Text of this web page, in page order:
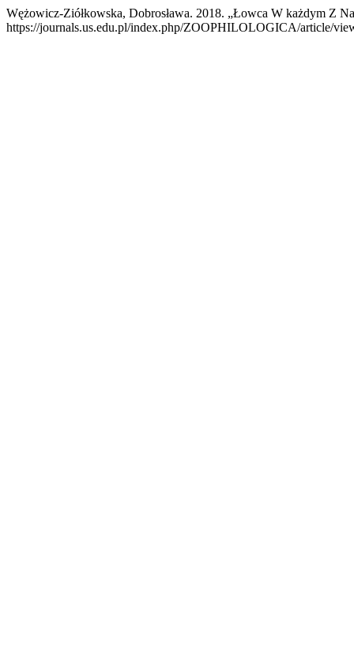
Wężowicz‑Ziółkowska, Dobrosława. 2018. „Łowca W każdym Z
https://journals.us.edu.pl/index.php/ZOOPHILOLOGICA/article/